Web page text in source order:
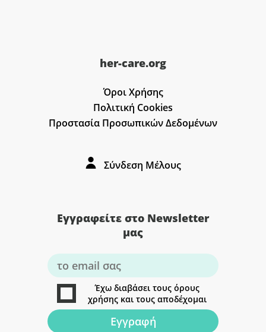
her-care.org
Όροι Χρήσης
Πολιτική Cookies
Προστασία Προσωπικών Δεδομένων
Σύνδεση Μέλους
Εγγραφείτε στο Newsletter
μας
Έχω διαβάσει τους όρους
χρήσης και τους αποδέχομαι